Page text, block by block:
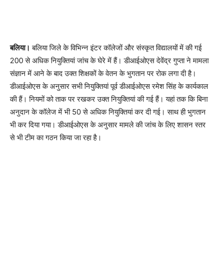
बलिया। बलिया जिले के विभिन्न इंटर कॉलेजों और संस्कृत विद्यालयों में की गई
200 से अधिक नियुक्तियां जांच के घेरे में हैं। डीआईओएस देवेंद्र गुप्ता ने मामला
संज्ञान में आने के बाद उक्त शिक्षकों के वेतन के भुगतान पर रोक लगा दी है।
डीआईओएस के अनुसार सभी नियुक्तियां पूर्व डीआईओएस रमेश सिंह के कार्यकाल
की हैं। नियमों को ताक पर रखकर उक्त नियुक्तियां की गई हैं। यहां तक कि बिना
अनुदान के कॉलेज में भी 50 से अधिक नियुक्तियां कर दी गई। साथ ही भुगतान
भी कर दिया गया। डीआईओएस के अनुसार मामले की जांच के लिए शासन स्तर
से भी टीम का गठन किया जा रहा है।